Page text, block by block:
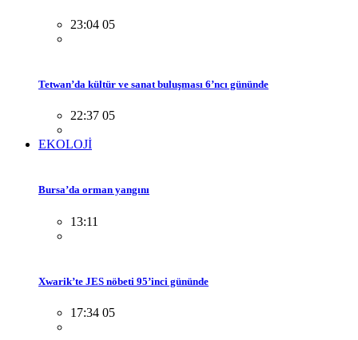
23:04 05
Tetwan’da kültür ve sanat buluşması 6’ncı gününde
22:37 05
EKOLOJİ
Bursa’da orman yangını
13:11
Xwarik’te JES nöbeti 95’inci gününde
17:34 05